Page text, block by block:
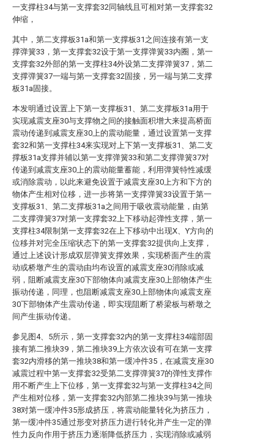
一支撑柱34与第一支撑套32同轴线且可相对第一支撑套32
伸缩，
其中，第二支撑板31a和第一支撑板31之间连接有第一支
撑弹簧33，第一支撑套32设于第一支撑弹簧33内圈，第一
支撑套32外部的第一支撑柱34外设第二支撑弹簧37，第二
支撑弹簧37一端与第一支撑套32固接，另一端与第二支撑
板31a固接。
本发明通过设置上下第一支撑板31、第二支撑板31a用于
实现减震支座30与支撑物之间的接触面积增大来提高桥面
震动传递到减震支座30上的震动能量，通过设置第一支撑
套32和第一支撑柱34来实现对上下第一支撑板31、第二支
撑板31a支撑并辅以第一支撑弹簧33和第二支撑弹簧37对
传递到减震支座30上的震动能量蓄能，利用弹簧特性减缓
或消除震动，以此来避免设置于减震支座30上方和下方的
物体产生相对位移，进一步将第一支撑弹簧33设置于第一
支撑板31、第二支撑板31a之间用于吸收震动能量，由第
二支撑弹簧37对第一支撑套32上下移动起弹性支撑，第一
支撑柱34限制第一支撑套32在上下移动中出现X、Y方向的
位移并对完全压缩状态下的第一支撑套32提供向上支撑，
通过上述设计形成双层弹簧支撑效果，实现桥面产生的震
动或桥墩产生的震动由均布设置的减震支座30消除或减
弱，阻断减震支座30下部物体向减震支座30上部物体产生
振动传递，同理，也阻断减震支座30上部物体向减震支座
30下部物体产生震动传递，即实现阻断了桥梁板与桥墩之
间产生振动传递。
参见图4、5所示，第一支撑套32内的第一支撑柱34端部固
接有第二推块39，第二推块39上方依次设有可在第一支撑
套32内滑移的第一推块38和第一缓冲件35，在减震支座30
减震过程中第一支撑套32受第二支撑弹簧37的弹性支撑作
用不断产生上下位移，第一支撑套32与第一支撑柱34之间
产生相对位移，第一支撑套32内部第二推块39与第一推块
38对第一缓冲件35形成挤压，将震动能量转化为挤压力，
第一缓冲件35通过形变对挤压力进行转化并产生一定的弹
性力反向作用于挤压力逐渐降低挤压力，实现消除或减弱